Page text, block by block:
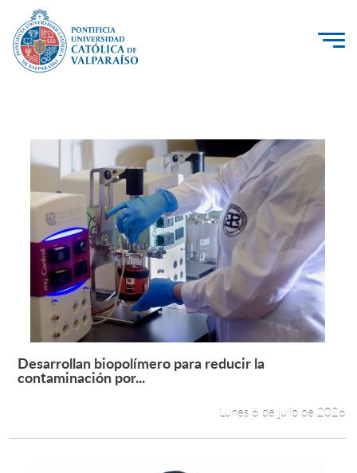
PUCV Internacional
Vinculación con el Medio
Admisión
Pregrado
Postgrado
Formación Continua
Leer más +
Desarrollan biopolímero para reducir la
contaminación por...
Lunes 6 de julio de 2026